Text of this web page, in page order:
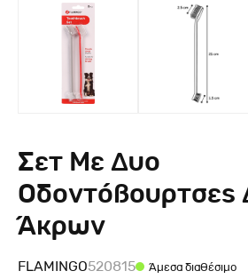
Σετ Με Δυο
Οδοντόβουρτσες
Άκρων
FLAMINGO520815 Άμεσα διαθέσιμο